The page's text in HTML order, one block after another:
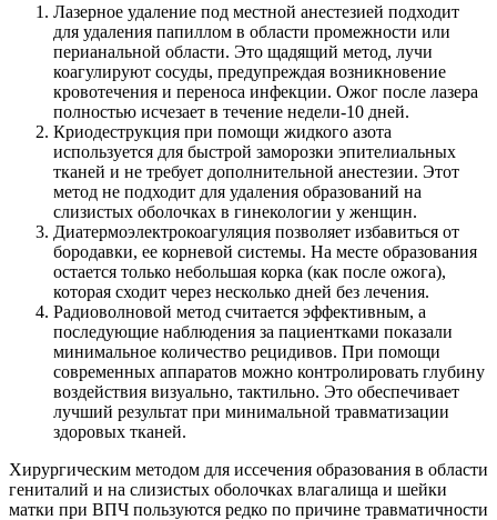
Лазерное удаление под местной анестезией подходит
для удаления папиллом в области промежности или
перианальной области. Это щадящий метод, лучи
коагулируют сосуды, предупреждая возникновение
кровотечения и переноса инфекции. Ожог после лазера
полностью исчезает в течение недели-10 дней.
Криодеструкция при помощи жидкого азота
используется для быстрой заморозки эпителиальных
тканей и не требует дополнительной анестезии. Этот
метод не подходит для удаления образований на
слизистых оболочках в гинекологии у женщин.
Диатермоэлектрокоагуляция позволяет избавиться от
бородавки, ее корневой системы. На месте образования
остается только небольшая корка (как после ожога),
которая сходит через несколько дней без лечения.
Радиоволновой метод считается эффективным, а
последующие наблюдения за пациентками показали
минимальное количество рецидивов. При помощи
современных аппаратов можно контролировать глубину
воздействия визуально, тактильно. Это обеспечивает
лучший результат при минимальной травматизации
здоровых тканей.
Хирургическим методом для иссечения образования в области
гениталий и на слизистых оболочках влагалища и шейки
матки при ВПЧ пользуются редко по причине травматичности